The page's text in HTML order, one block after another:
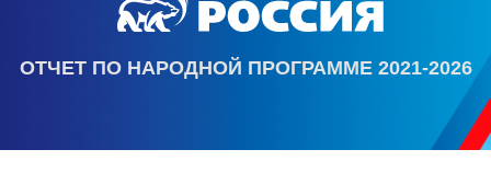
ОТЧЕТ ПО НАРОДНОЙ ПРОГРАММЕ 2021-2026